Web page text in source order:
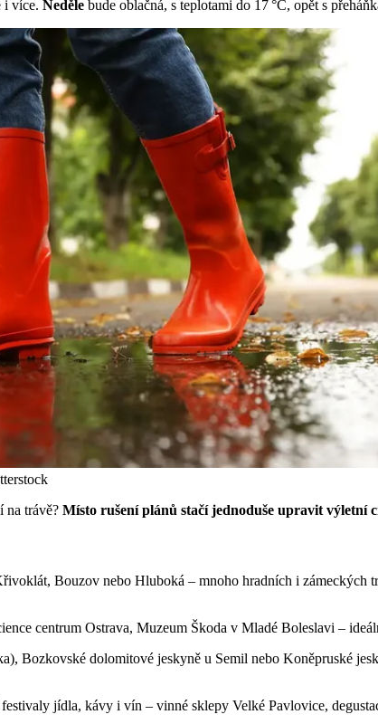
i více. Neděle bude oblačná, s teplotami do 17 °C, opět s
na trávě? Místo rušení plánů stačí jednoduše upravit výletní
Bouzov nebo Hluboká – mnoho hradních i zámeckých
centrum Ostrava, Muzeum Škoda v Mladé Boleslavi –
Bozkovské dolomitové jeskyně u Semil nebo Koněpruské
jídla, kávy i vín – vinné sklepy Velké Pavlovice,